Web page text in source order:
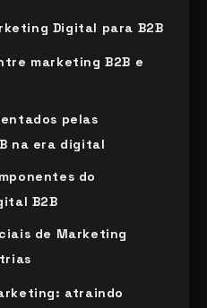
Digital para B2B
marketing B2B e
pelas
na era digital
do
B2B
de Marketing
atraindo